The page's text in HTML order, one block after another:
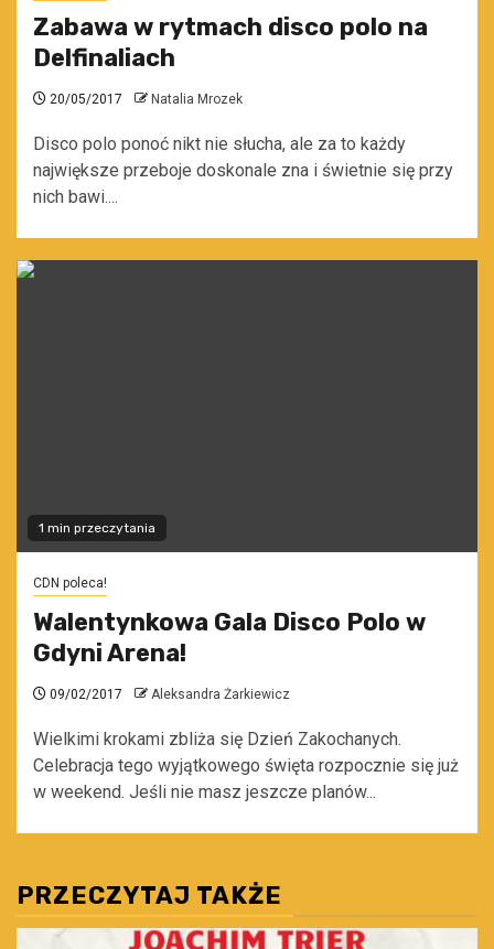
Zabawa w rytmach disco polo na
Delfinaliach
20/05/2017 Natalia Mrozek
Disco polo ponoć nikt nie słucha, ale za to każdy
największe przeboje doskonale zna i świetnie się przy
nich bawi....
1 min przeczytania
CDN poleca!
Walentynkowa Gala Disco Polo w
Gdyni Arena!
09/02/2017 Aleksandra Żarkiewicz
Wielkimi krokami zbliża się Dzień Zakochanych.
Celebracja tego wyjątkowego święta rozpocznie się już
w weekend. Jeśli nie masz jeszcze planów...
PRZECZYTAJ TAKŻE